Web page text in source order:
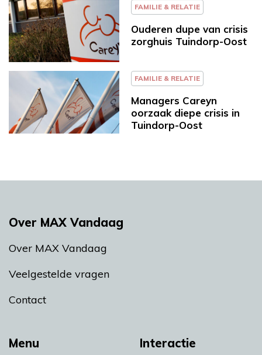
FAMILIE & RELATIE
Ouderen dupe van crisis
zorghuis Tuindorp-Oost
FAMILIE & RELATIE
Managers Careyn
oorzaak diepe crisis in
Tuindorp-Oost
Menu Interactie
Over MAX Vandaag
Over MAX Vandaag
Veelgestelde vragen
Contact